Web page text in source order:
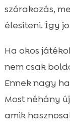
szórakozás,
élesíteni. Így
Ha okos
nem csak
Ennek nagy
Most néhány
amik